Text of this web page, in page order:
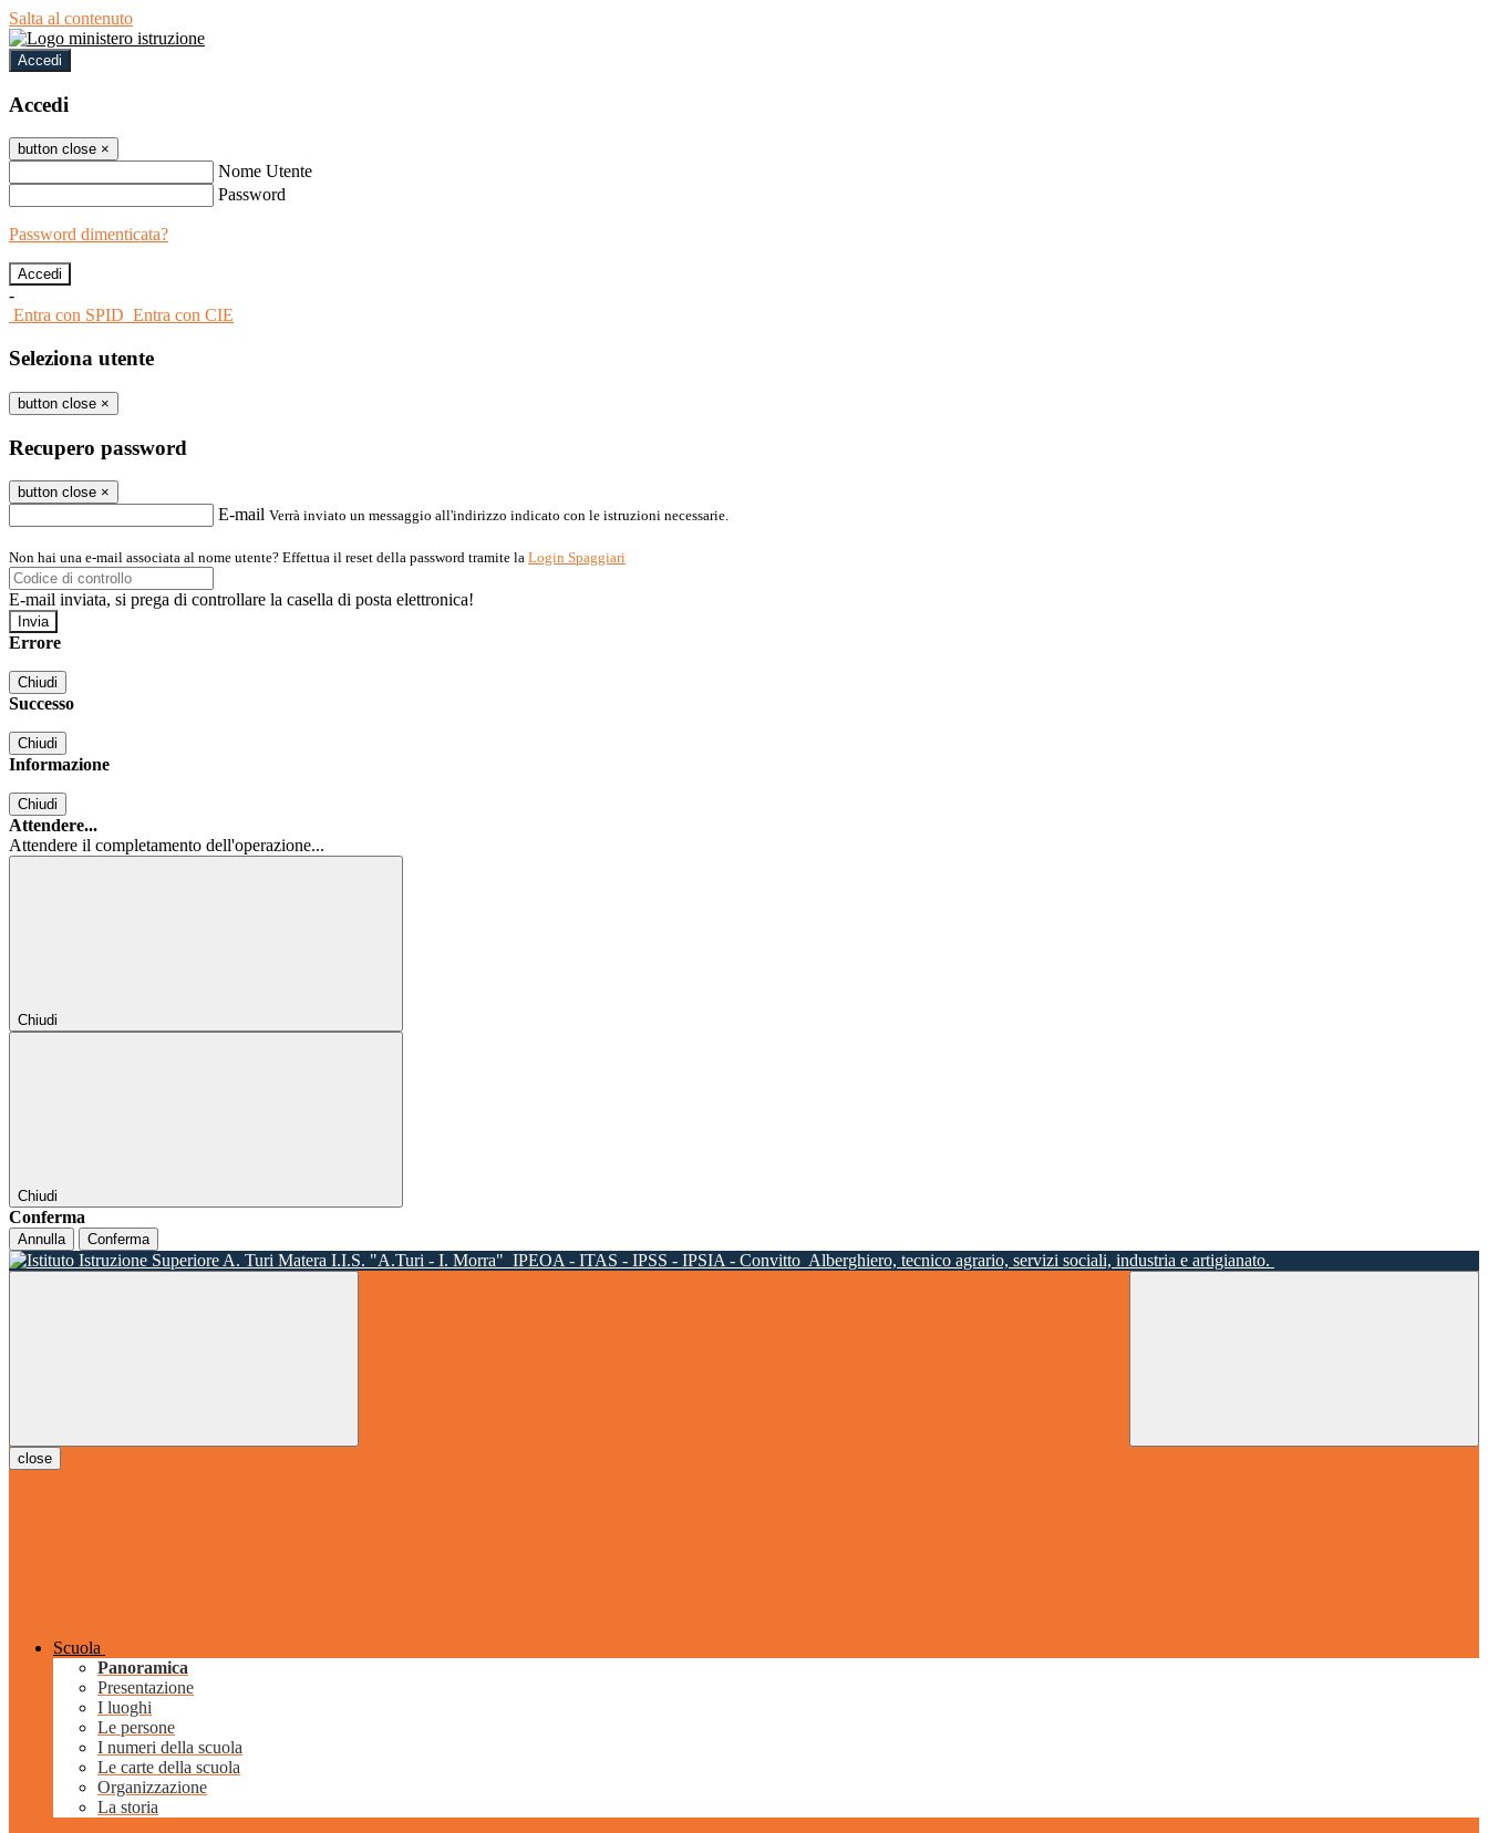
Salta al contenuto
Accedi
Accedi
button close ×
Nome Utente
Password
Password dimenticata?
-
Entra con SPID Entra con CIE
Seleziona utente
button close ×
Recupero password
button close ×
E-mail Verrà inviato un messaggio all'indirizzo indicato con le istruzioni necessarie.
Non hai una e-mail associata al nome utente? Effettua il reset della password tramite la Login Spaggiari
E-mail inviata, si prega di controllare la casella di posta elettronica!
Errore
Chiudi
Successo
Chiudi
Informazione
Chiudi
Attendere...
Attendere il completamento dell'operazione...
Chiudi
Chiudi
Conferma
Annulla Conferma
I.I.S. "A.Turi - I. Morra" IPEOA - ITAS - IPSS - IPSIA - Convitto Alberghiero, tecnico agrario, servizi sociali, industria e artigianato.
close
Scuola
Panoramica
Presentazione
I luoghi
Le persone
I numeri della scuola
Le carte della scuola
Organizzazione
La storia